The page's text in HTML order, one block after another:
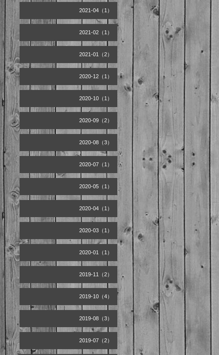
2021-04（1）
2021-02（1）
2021-01（2）
2020-12（1）
2020-10（1）
2020-09（2）
2020-08（3）
2020-07（1）
2020-05（1）
2020-04（1）
2020-03（1）
2020-01（1）
2019-11（2）
2019-10（4）
2019-08（3）
2019-07（2）